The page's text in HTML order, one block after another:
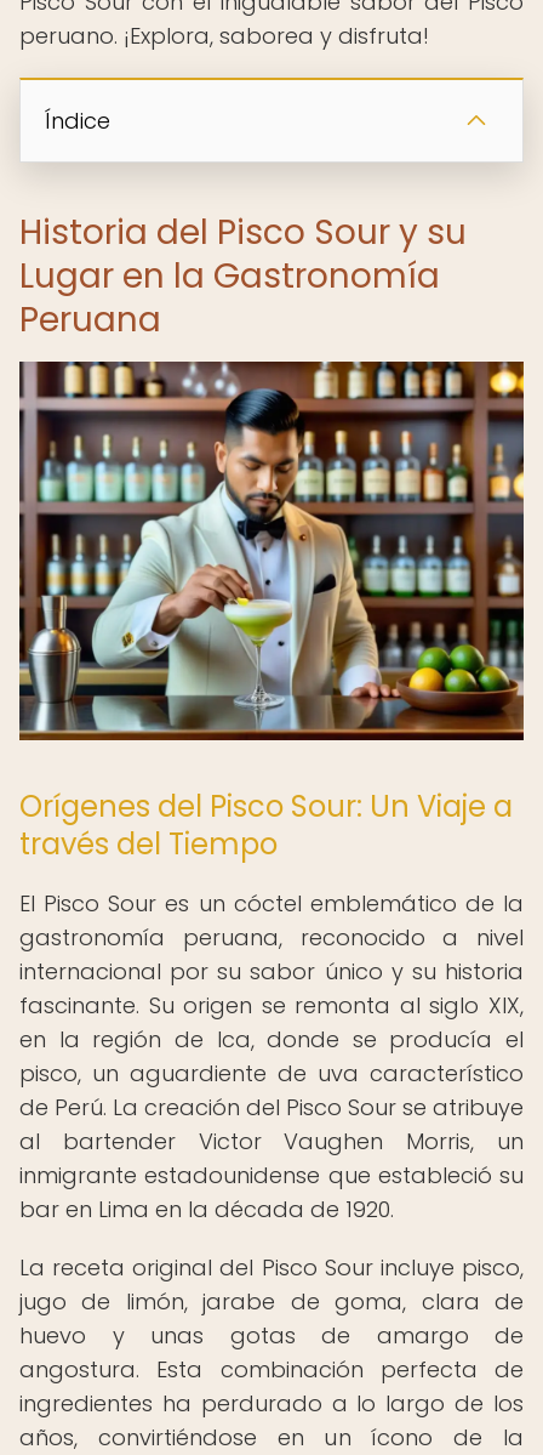
peruano. ¡Explora, saborea y disfruta!
Índice
Historia del Pisco Sour y su
Lugar en la Gastronomía
Peruana
Orígenes del Pisco Sour: Un Viaje a
través del Tiempo
El Pisco Sour es un cóctel emblemático de la
gastronomía peruana, reconocido a nivel
internacional por su sabor único y su historia
fascinante. Su origen se remonta al siglo XIX,
en la región de Ica, donde se producía el
pisco, un aguardiente de uva característico
de Perú. La creación del Pisco Sour se atribuye
al bartender Victor Vaughen Morris, un
inmigrante estadounidense que estableció su
bar en Lima en la década de 1920.
La receta original del Pisco Sour incluye pisco,
jugo de limón, jarabe de goma, clara de
huevo y unas gotas de amargo de
angostura. Esta combinación perfecta de
ingredientes ha perdurado a lo largo de los
años, convirtiéndose en un ícono de la